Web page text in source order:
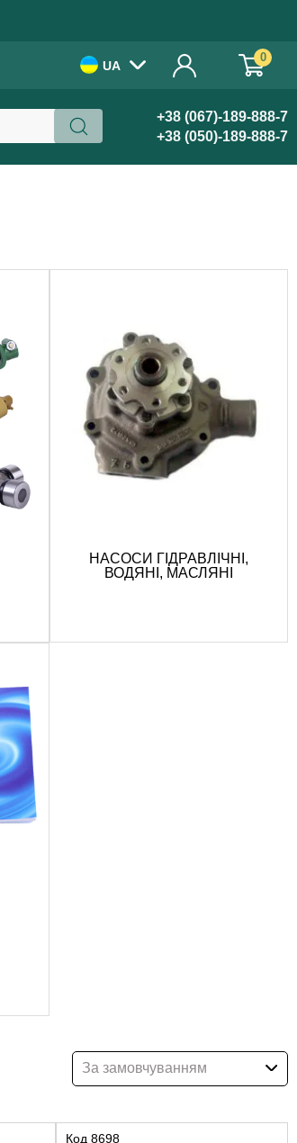
UA
0
+38 (067)-189-888-7
+38 (050)-189-888-7
НАСОСИ ГІДРАВЛІЧНІ,
ВОДЯНІ, МАСЛЯНІ
За замовчуванням
Код 8698